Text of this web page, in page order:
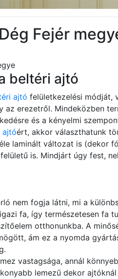
Fejér
beltéri ajtó
ajtó felületkezelési módját,
az erezetről. Mindeközben
és a kényelmi
ajtóért, akkor választhatunk
laminált változat is (dekor
is. Mindjárt úgy fest,
nem fogja látni, mi a
fa, így természetesen fa
otthonunkba. A
ám ez a nyomda
vastagsága, annál
lemezű dekor